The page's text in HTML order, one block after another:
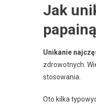
Jak
Unikanie
zdrowotnych.
stosowania.
Oto kilka